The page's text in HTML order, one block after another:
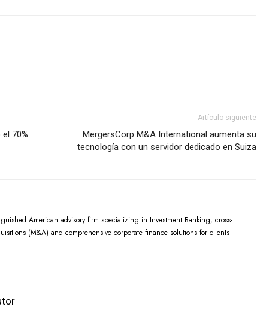
70%
Artículo siguiente
MergersCorp M&A International aumenta su
tecnología con un servidor dedicado en Suiza
American advisory firm specializing in Investment Banking, cross-
(M&A) and comprehensive corporate finance solutions for clients